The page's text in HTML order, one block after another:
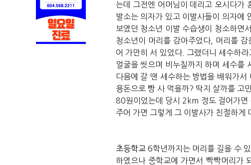
는데
그전엔 어머님이 데리고 오시다가
발소는 의자가 있고 이발사들이 의자에
보였던 청소년 이발 수습생이 청소하면서
청소년이
머리를 감아주었다, 머리를 감
어 가만히 서 있었다. 그랬더니 세수하라
얼굴을 씻으며 비누칠까지 하며 세수를
다음에
갈 땐 세수하는 방법을 배워가서
용돈으로 빵 사 먹을까? 딱지 살까를 고
80원이었는데 당시 2km 정도 걸어가면
주어 가면 그렇게 그 이발사가 친절하게
초등학교 6학년까지는 머리를 길을 수
하였으나 중학교에 가면서 빡빡머리가